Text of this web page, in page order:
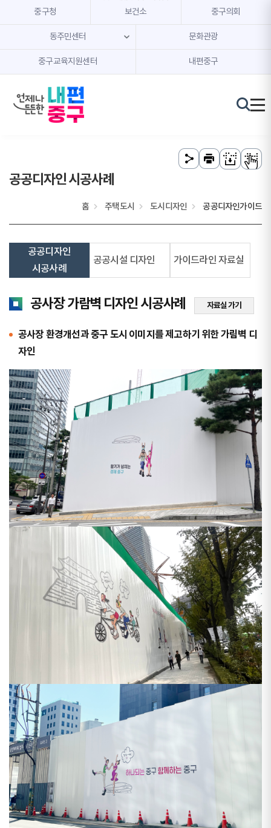
본문 내용 바로가기
주메뉴 바로가기
중구청 보건소 중구의회
동주민센터 문화관광
중구교육지원센터 내편중구
공공디자인 시공사례
홈 주택도시 도시디자인 공공디자인가이드
공공디자인
시공사례
공공시설 디자인 가이드라인 자료실
공사장 가람벽 디자인 시공사례 자료실 가기
공사장 환경개선과 중구 도시 이미지를 제고하기 위한 가림벽 디
자인